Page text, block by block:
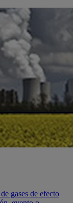
gases de efecto